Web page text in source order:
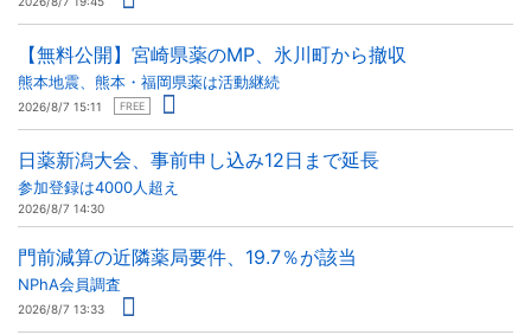
【無料公開】宮崎県薬のMP、氷川町から撤収
熊本地震、熊本・福岡県薬は活動継続
2026/8/7 15:11 FREE
日薬新潟大会、事前申し込み12日まで延長
参加登録は4000人超え
2026/8/7 14:30
門前減算の近隣薬局要件、19.7％が該当
NPhA会員調査
2026/8/7 13:33